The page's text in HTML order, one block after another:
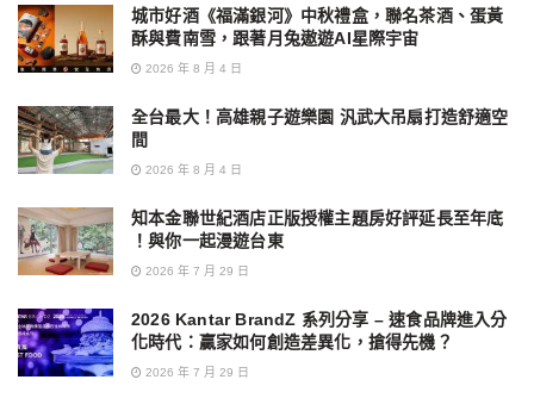
城市好酒《福滿銀河》中秋禮盒，聯名茶酒、蛋黃
酥與費南雪，跟著月兔遨遊AI星際宇宙
2026 年 8 月 4 日
全台最大！高雄親子遊樂園 汎武大吊扇打造舒適空
間
2026 年 8 月 4 日
知本金聯世紀酒店正版授權主題房好評延長至年底
！與你一起漫遊台東
2026 年 7 月 29 日
2026 Kantar BrandZ 系列分享 – 速食品牌進入分
化時代：贏家如何創造差異化，搶得先機？
2026 年 7 月 29 日